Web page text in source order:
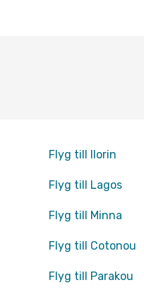
Flyg till Ilorin
Flyg till Lagos
Flyg till Minna
Flyg till Cotonou
Flyg till Parakou